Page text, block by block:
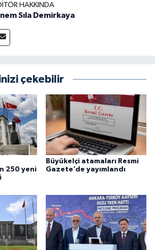
HAKKINDA
Sıla Demirkaya
çekebilir
250 yeni
Büyükelçi atamaları Resmi
Gazete’de yayımlandı